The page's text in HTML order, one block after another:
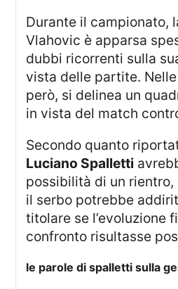
Durante il campionato, la condizione di
Vlahovic è apparsa
dubbi ricorrenti sulla
vista delle partite.
però, si delinea un
in vista del match
Secondo quanto
Luciano Spalletti
possibilità di un
il serbo potrebbe
titolare se l’evoluzione
confronto risultasse
le parole di spalletti sulla